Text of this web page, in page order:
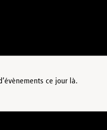
ce jour là.